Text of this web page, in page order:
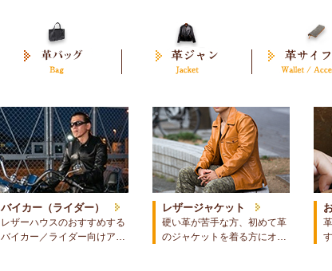
バイカー（ライダー）
レザーハウスのおすすめする
バイカー／ライダー向けア…
レザージャケット
硬い革が苦手な方、初めて革
のジャケットを着る方にオ…